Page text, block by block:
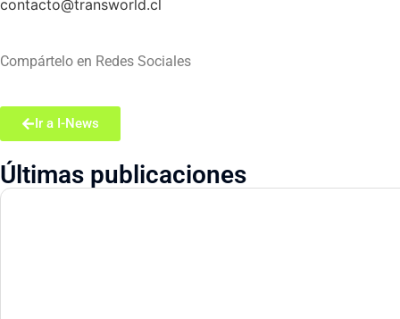
contacto@transworld.cl
Compártelo en Redes Sociales
Ir a I-News
Últimas publicaciones